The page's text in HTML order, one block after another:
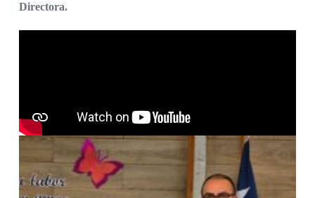
Directora.